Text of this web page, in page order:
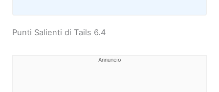
Punti Salienti di Tails 6.4
Annuncio